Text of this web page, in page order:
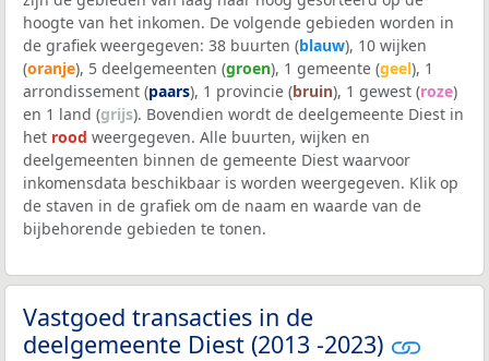
hoogte van het inkomen. De volgende gebieden worden in
de grafiek weergegeven: 38 buurten (blauw), 10 wijken
(oranje), 5 deelgemeenten (groen), 1 gemeente (geel), 1
arrondissement (paars), 1 provincie (bruin), 1 gewest (roze)
en 1 land (grijs). Bovendien wordt de deelgemeente Diest in
het rood weergegeven. Alle buurten, wijken en
deelgemeenten binnen de gemeente Diest waarvoor
inkomensdata beschikbaar is worden weergegeven. Klik op
de staven in de grafiek om de naam en waarde van de
bijbehorende gebieden te tonen.
Vastgoed transacties in de
deelgemeente Diest (2013 -2023)